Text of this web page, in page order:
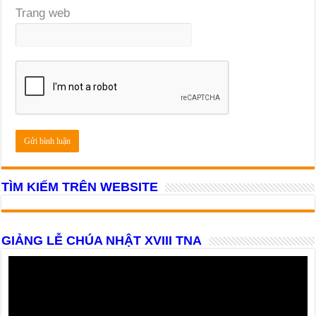
Trang web
TÌM KIẾM TRÊN WEBSITE
GIẢNG LỄ CHÚA NHẬT XVIII TNA